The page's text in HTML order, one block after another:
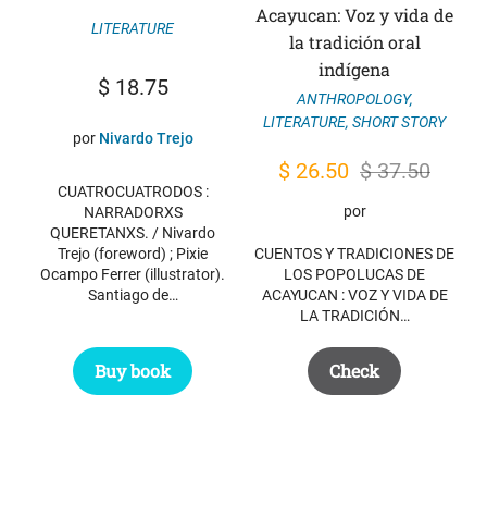
LITERATURE
$18.75
por Nivardo Trejo
CUATROCUATRODOS :
NARRADORXS
QUERETANXS. / Nivardo
Trejo (foreword) ; Pixie
Ocampo Ferrer (illustrator).
Santiago de…
Buy book
Acayucan: Voz y vida de
la tradición oral
indígena
ANTHROPOLOGY,
LITERATURE, SHORT STORY
$37.50
Original
price
$ 37.50.
$ 26.50 Current
price
$ 26.50.
por
CUENTOS Y TRADICIONES DE
LOS POPOLUCAS DE
ACAYUCAN : VOZ Y VIDA DE
LA TRADICIÓN…
Check